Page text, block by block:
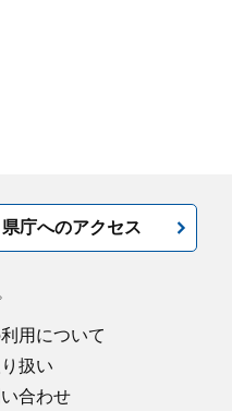
県庁へのアクセス
用について
扱い
合わせ